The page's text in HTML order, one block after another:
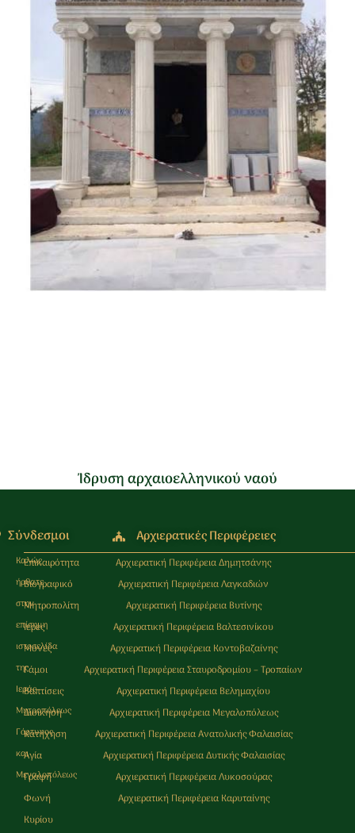
Ίδρυση αρχαιοελληνικού ναού
Καλώς
ήρθατε
στην
επίσημη
ιστοσελίδα
της
Ιεράς
Μητρoπόλεως
Γόρτυνος
και
Μεγαλοπόλεως
Σύνδεσμοι
Επικαιρότητα
Βιογραφικό
Μητροπολίτη
Ιερές
Μονές
Γάμοι
Βαπτίσεις
Διοίκηση
Κατήχηση
Αγία
Γραφή
Φωνή
Κυρίου
Αρχιερατικές Περιφέρειες
Αρχιερατική Περιφέρεια Δημητσάνης
Αρχιερατική Περιφέρεια Λαγκαδιών
Αρχιερατική Περιφέρεια Βυτίνης
Αρχιερατική Περιφέρεια Βαλτεσινίκου
Αρχιερατική Περιφέρεια Κοντοβαζαίνης
Αρχιερατική Περιφέρεια Σταυροδρομίου – Τροπαίων
Αρχιερατική Περιφέρεια Βελημαχίου
Αρχιερατική Περιφέρεια Μεγαλοπόλεως
Αρχιερατική Περιφέρεια Ανατολικής Φαλαισίας
Αρχιερατική Περιφέρεια Δυτικής Φαλαισίας
Αρχιερατική Περιφέρεια Λυκοσούρας
Αρχιερατική Περιφέρεια Καρυταίνης